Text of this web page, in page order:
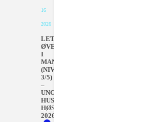
16
2026
LETT
ØVET
I
MANDAGER
(NIVÅ
3/5)
–
UNGDOMMENS
HUS
HØSTEN
2026